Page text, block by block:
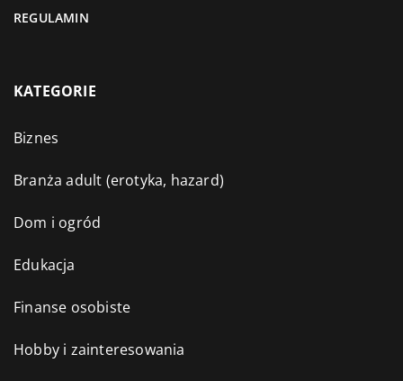
REGULAMIN
KATEGORIE
Biznes
Branża adult (erotyka, hazard)
Dom i ogród
Edukacja
Finanse osobiste
Hobby i zainteresowania